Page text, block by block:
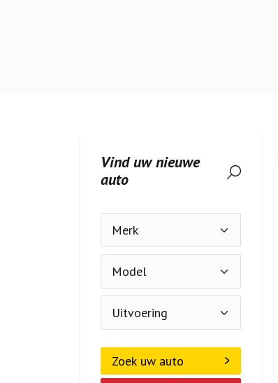
Vind uw nieuwe
auto
Zoek uw auto